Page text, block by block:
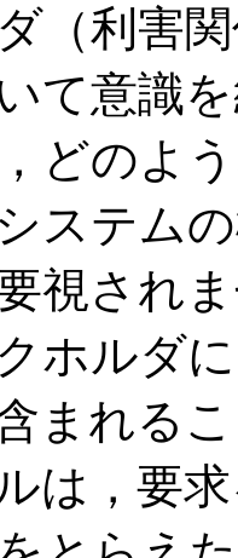
（利害
て意識
どのよ
ステム
視され
ホルダ
まれる
は，要